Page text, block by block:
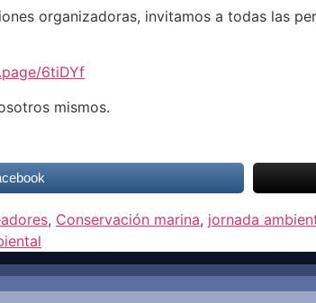
organizadoras, invitamos a todas las
6tiDYf
mismos.
, Conservación marina, jornada